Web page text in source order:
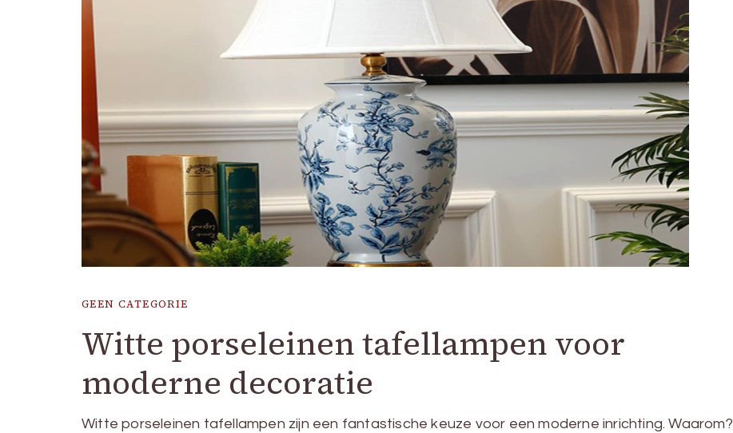
GEEN CATEGORIE
Witte porseleinen tafellampen voor
moderne decoratie
Witte porseleinen tafellampen zijn een fantastische keuze voor een moderne inrichting. Waarom?